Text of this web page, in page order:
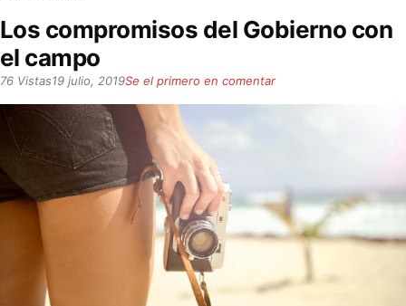
Los compromisos del Gobierno con
el campo
76 Vistas19 julio, 2019Se el primero en comentar